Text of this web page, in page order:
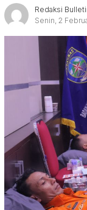
Redaksi
Senin, 2